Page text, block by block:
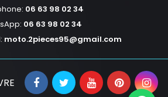
06 63 98 02 34
06 63 98 02 34
moto.2pieces95@gmail.com